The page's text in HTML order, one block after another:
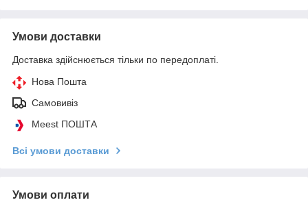
Умови доставки
Доставка здійснюється тільки по передоплаті.
Нова Пошта
Самовивіз
Meest ПОШТА
Всі умови доставки
Умови оплати